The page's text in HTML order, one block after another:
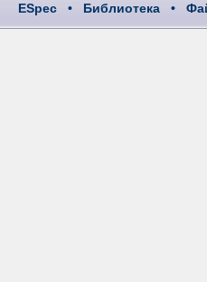
ESpec • Библиотека •